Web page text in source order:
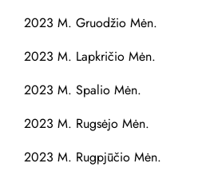
2023 M. Gruodžio Mėn.
2023 M. Lapkričio Mėn.
2023 M. Spalio Mėn.
2023 M. Rugsėjo Mėn.
2023 M. Rugpjūčio Mėn.